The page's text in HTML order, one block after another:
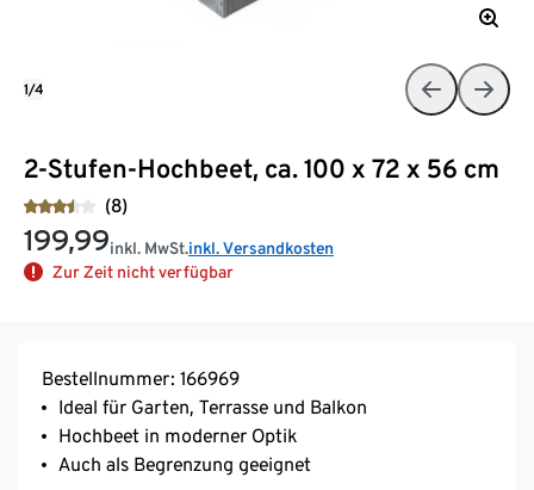
2-Stufen-Hochbeet, ca. 100 x 72 x 56 cm
(8)
199,99inkl. MwSt.inkl. Versandkosten
Zur Zeit nicht verfügbar
1/4
Bestellnummer: 166969
Ideal für Garten, Terrasse und Balkon
Hochbeet in moderner Optik
Auch als Begrenzung geeignet